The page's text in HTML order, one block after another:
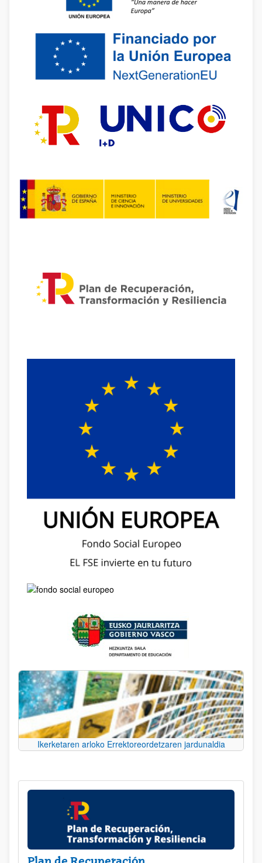
Ikerketaren arloko Errektoreordetzaren jardunaldia